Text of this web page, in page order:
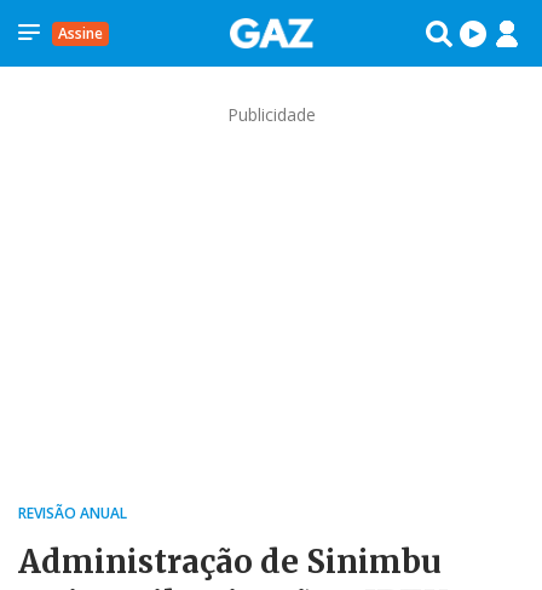
Assine
Publicidade
REVISÃO ANUAL
Administração de Sinimbu